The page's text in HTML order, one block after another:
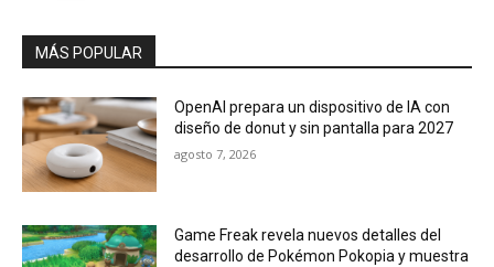
MÁS POPULAR
OpenAI prepara un dispositivo de IA con
diseño de donut y sin pantalla para 2027
agosto 7, 2026
Game Freak revela nuevos detalles del
desarrollo de Pokémon Pokopia y muestra